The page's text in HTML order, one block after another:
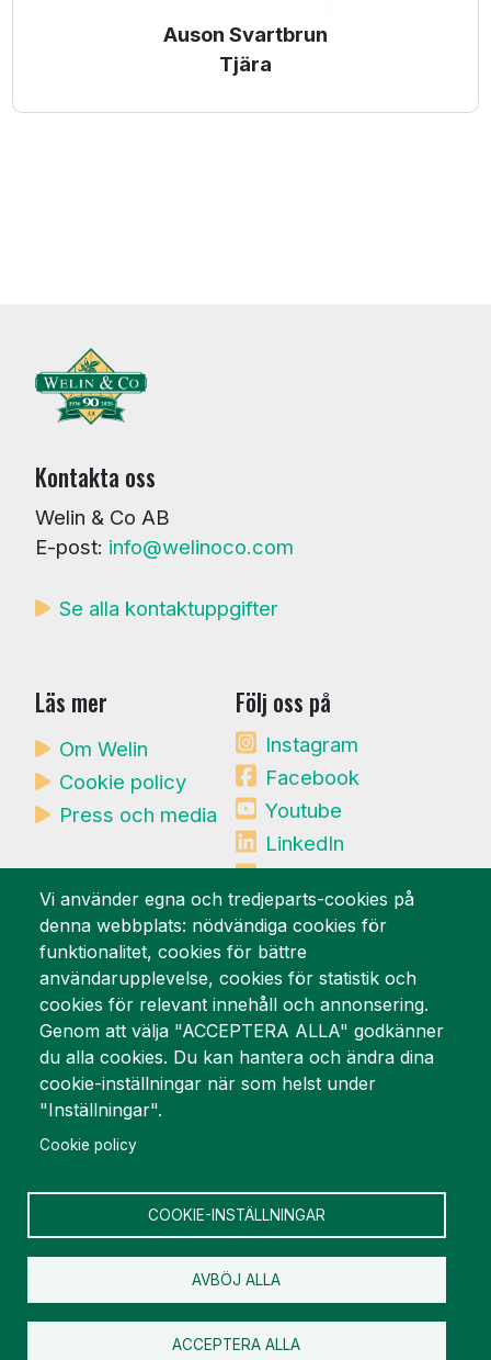
Auson Svartbrun
Tjära
Kontakta oss
Welin & Co AB
E-post: info@welinoco.com
Se alla kontaktuppgifter
Läs mer
Om Welin
Cookie policy
Press och media
Följ oss på
Instagram
Facebook
Youtube
LinkedIn
Mynewsdesk
Vi är stolta över
Copyright © Welin & Co
Vi använder egna och tredjeparts-cookies på
denna webbplats: nödvändiga cookies för
funktionalitet, cookies för bättre
användarupplevelse, cookies för statistik och
cookies för relevant innehåll och annonsering.
Genom att välja "ACCEPTERA ALLA" godkänner
du alla cookies. Du kan hantera och ändra dina
cookie-inställningar när som helst under
"Inställningar".
Cookie policy
COOKIE-INSTÄLLNINGAR
AVBÖJ ALLA
ACCEPTERA ALLA